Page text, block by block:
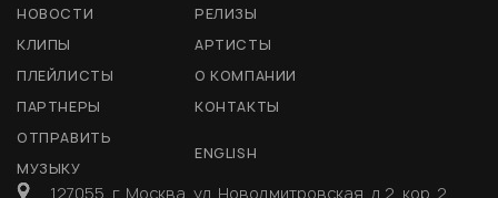
НОВОСТИ
РЕЛИЗЫ
КЛИПЫ
АРТИСТЫ
ПЛЕЙЛИСТЫ
О КОМПАНИИ
ПАРТНЕРЫ
КОНТАКТЫ
ОТПРАВИТЬ
МУЗЫКУ
ENGLISH
127055, г. Москва, ул. Новодмитровская, д 2, кор. 2